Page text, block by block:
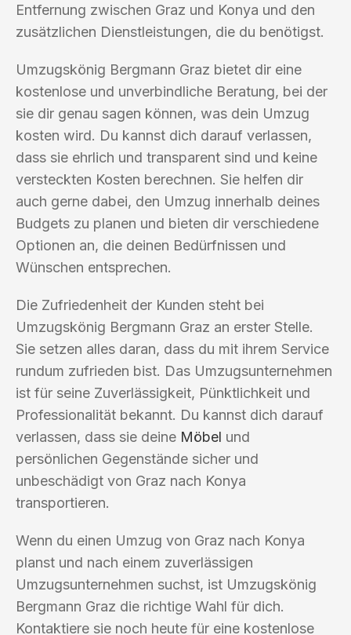
Entfernung zwischen Graz und Konya und den
zusätzlichen Dienstleistungen, die du benötigst.
Umzugskönig Bergmann Graz bietet dir eine
kostenlose und unverbindliche Beratung, bei der
sie dir genau sagen können, was dein Umzug
kosten wird. Du kannst dich darauf verlassen,
dass sie ehrlich und transparent sind und keine
versteckten Kosten berechnen. Sie helfen dir
auch gerne dabei, den Umzug innerhalb deines
Budgets zu planen und bieten dir verschiedene
Optionen an, die deinen Bedürfnissen und
Wünschen entsprechen.
Die Zufriedenheit der Kunden steht bei
Umzugskönig Bergmann Graz an erster Stelle.
Sie setzen alles daran, dass du mit ihrem Service
rundum zufrieden bist. Das Umzugsunternehmen
ist für seine Zuverlässigkeit, Pünktlichkeit und
Professionalität bekannt. Du kannst dich darauf
verlassen, dass sie deine Möbel und
persönlichen Gegenstände sicher und
unbeschädigt von Graz nach Konya
transportieren.
Wenn du einen Umzug von Graz nach Konya
planst und nach einem zuverlässigen
Umzugsunternehmen suchst, ist Umzugskönig
Bergmann Graz die richtige Wahl für dich.
Kontaktiere sie noch heute für eine kostenlose